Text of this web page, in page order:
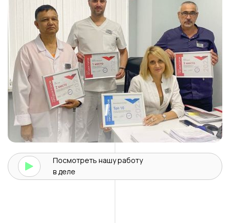
Посмотреть нашуработу
в деле